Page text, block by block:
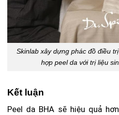
Skinlab xây dựng phác đồ điều
hợp peel da với trị liệu
Kết luận
Peel da BHA sẽ hiệu quả